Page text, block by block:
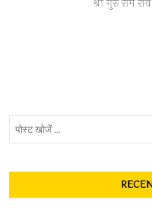
श्री गुरु राम